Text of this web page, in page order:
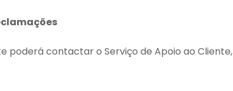
poderá contactar o Serviço de Apoio ao